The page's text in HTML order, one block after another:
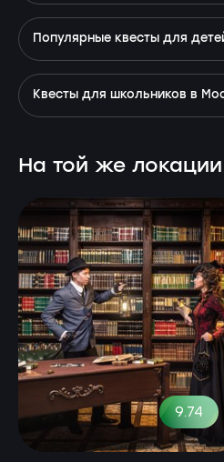
Популярные квесты для
Квесты для школьников в
На той же локации
9.74